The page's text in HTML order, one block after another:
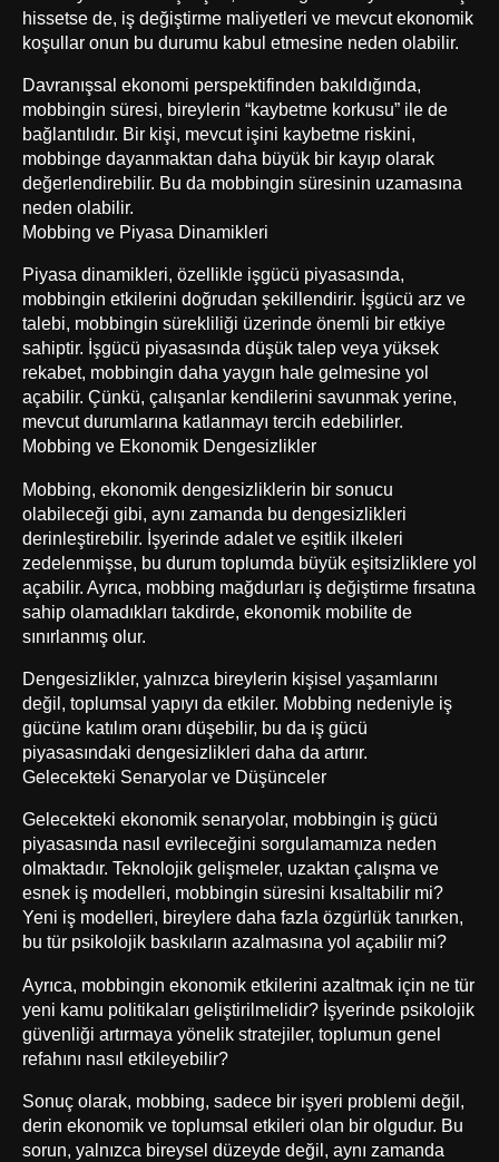
hissetse de, iş değiştirme maliyetleri ve mevcut ekonomik
koşullar onun bu durumu kabul etmesine neden olabilir.
Davranışsal ekonomi perspektifinden bakıldığında,
mobbingin süresi, bireylerin “kaybetme korkusu” ile de
bağlantılıdır. Bir kişi, mevcut işini kaybetme riskini,
mobbinge dayanmaktan daha büyük bir kayıp olarak
değerlendirebilir. Bu da mobbingin süresinin uzamasına
neden olabilir.
Mobbing ve Piyasa Dinamikleri
Piyasa dinamikleri, özellikle işgücü piyasasında,
mobbingin etkilerini doğrudan şekillendirir. İşgücü arz ve
talebi, mobbingin sürekliliği üzerinde önemli bir etkiye
sahiptir. İşgücü piyasasında düşük talep veya yüksek
rekabet, mobbingin daha yaygın hale gelmesine yol
açabilir. Çünkü, çalışanlar kendilerini savunmak yerine,
mevcut durumlarına katlanmayı tercih edebilirler.
Mobbing ve Ekonomik Dengesizlikler
Mobbing, ekonomik dengesizliklerin bir sonucu
olabileceği gibi, aynı zamanda bu dengesizlikleri
derinleştirebilir. İşyerinde adalet ve eşitlik ilkeleri
zedelenmişse, bu durum toplumda büyük eşitsizliklere yol
açabilir. Ayrıca, mobbing mağdurları iş değiştirme fırsatına
sahip olamadıkları takdirde, ekonomik mobilite de
sınırlanmış olur.
Dengesizlikler, yalnızca bireylerin kişisel yaşamlarını
değil, toplumsal yapıyı da etkiler. Mobbing nedeniyle iş
gücüne katılım oranı düşebilir, bu da iş gücü
piyasasındaki dengesizlikleri daha da artırır.
Gelecekteki Senaryolar ve Düşünceler
Gelecekteki ekonomik senaryolar, mobbingin iş gücü
piyasasında nasıl evrileceğini sorgulamamıza neden
olmaktadır. Teknolojik gelişmeler, uzaktan çalışma ve
esnek iş modelleri, mobbingin süresini kısaltabilir mi?
Yeni iş modelleri, bireylere daha fazla özgürlük tanırken,
bu tür psikolojik baskıların azalmasına yol açabilir mi?
Ayrıca, mobbingin ekonomik etkilerini azaltmak için ne tür
yeni kamu politikaları geliştirilmelidir? İşyerinde psikolojik
güvenliği artırmaya yönelik stratejiler, toplumun genel
refahını nasıl etkileyebilir?
Sonuç olarak, mobbing, sadece bir işyeri problemi değil,
derin ekonomik ve toplumsal etkileri olan bir olgudur. Bu
sorun, yalnızca bireysel düzeyde değil, aynı zamanda